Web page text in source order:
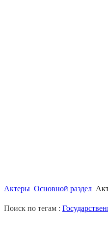
Актеры Основной раздел
Поиск по тегам :